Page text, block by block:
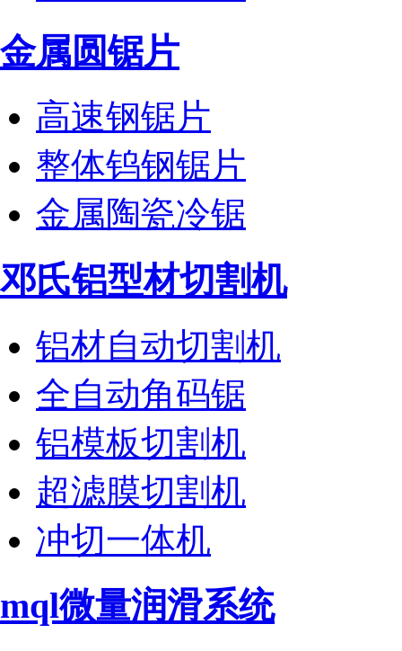
金属圆锯片
高速钢锯片
整体钨钢锯片
金属陶瓷冷锯
邓氏铝型材切割机
铝材自动切割机
全自动角码锯
铝模板切割机
超滤膜切割机
冲切一体机
mql微量润滑系统